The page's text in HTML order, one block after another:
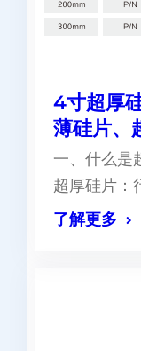
4寸超厚
薄硅片、
一、什么是
超厚硅片：
了解更多